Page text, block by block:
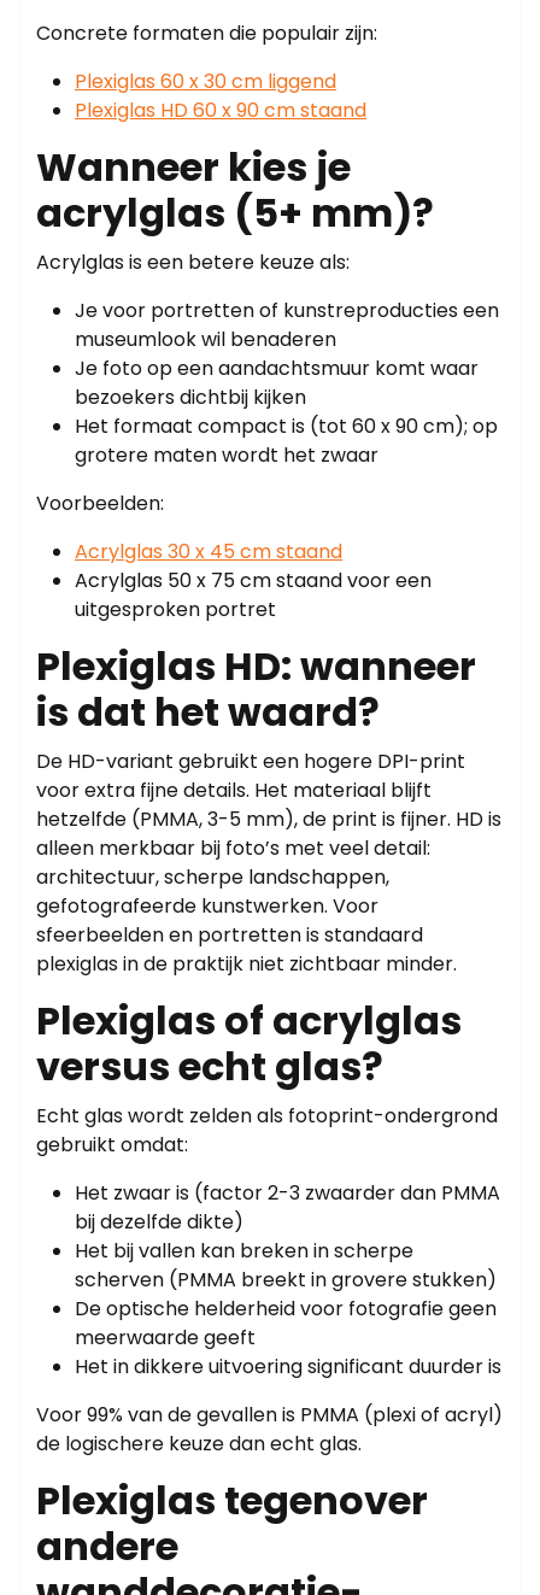
Concrete formaten die populair zijn:
Plexiglas 60 x 30 cm liggend
Plexiglas HD 60 x 90 cm staand
Wanneer kies je
acrylglas (5+ mm)?
Acrylglas is een betere keuze als:
Je voor portretten of kunstreproducties een
museumlook wil benaderen
Je foto op een aandachtsmuur komt waar
bezoekers dichtbij kijken
Het formaat compact is (tot 60 x 90 cm); op
grotere maten wordt het zwaar
Voorbeelden:
Acrylglas 30 x 45 cm staand
Acrylglas 50 x 75 cm staand voor een
uitgesproken portret
Plexiglas HD: wanneer
is dat het waard?
De HD-variant gebruikt een hogere DPI-print
voor extra fijne details. Het materiaal blijft
hetzelfde (PMMA, 3-5 mm), de print is fijner. HD is
alleen merkbaar bij foto’s met veel detail:
architectuur, scherpe landschappen,
gefotografeerde kunstwerken. Voor
sfeerbeelden en portretten is standaard
plexiglas in de praktijk niet zichtbaar minder.
Plexiglas of acrylglas
versus echt glas?
Echt glas wordt zelden als fotoprint-ondergrond
gebruikt omdat:
Het zwaar is (factor 2-3 zwaarder dan PMMA
bij dezelfde dikte)
Het bij vallen kan breken in scherpe
scherven (PMMA breekt in grovere stukken)
De optische helderheid voor fotografie geen
meerwaarde geeft
Het in dikkere uitvoering significant duurder is
Voor 99% van de gevallen is PMMA (plexi of acryl)
de logischere keuze dan echt glas.
Plexiglas tegenover
andere